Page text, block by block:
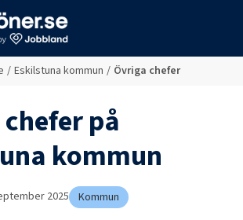
/ Eskilstuna kommun / Övriga chefer
på
kommun
2025 Kommun